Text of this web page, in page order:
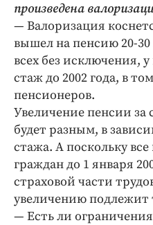
произведена
— Валоризация
вышел на пенсию 20-30
всех без исключения, у
стаж до 2002 года, в
пенсионеров.
Увеличение пенсии за
будет разным, в
стажа. А поскольку
граждан до 1 января
страховой части
увеличению подлежит
— Есть ли